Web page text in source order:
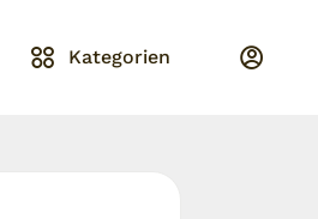
Kategorien